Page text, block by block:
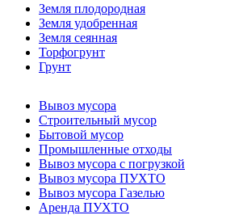
Земля плодородная
Земля удобренная
Земля сеянная
Торфогрунт
Грунт
Вывоз мусора
Строительный мусор
Бытовой мусор
Промышленные отходы
Вывоз мусора с погрузкой
Вывоз мусора ПУХТО
Вывоз мусора Газелью
Аренда ПУХТО